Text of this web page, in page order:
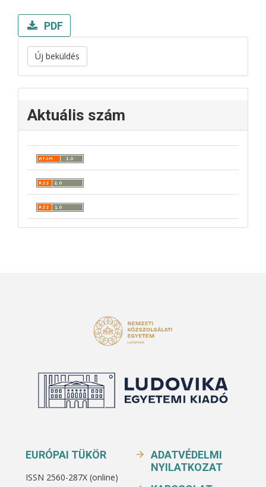
PDF
Új beküldés
Aktuális szám
EURÓPAI TÜKÖR
ISSN 2560-287X (online)
ADATVÉDELMI
NYILATKOZAT